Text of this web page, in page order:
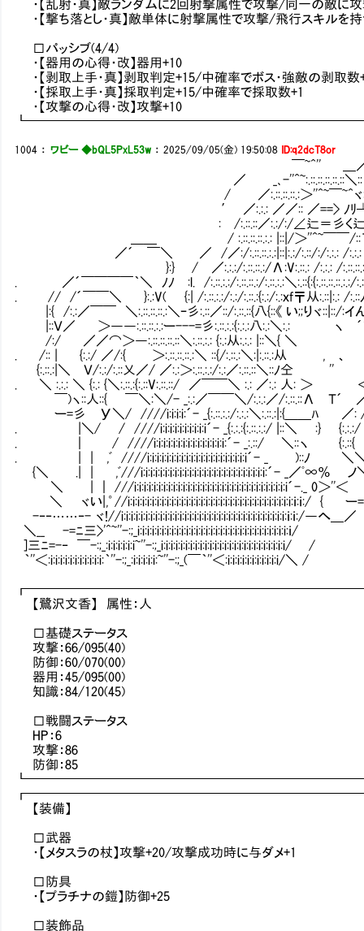
・【乱射・真】敵ランダムに2回射撃属性で攻撃/同一の敵に
・【撃ち落とし・真】敵単体に射撃属性で攻撃/飛行スキル
□パッシブ(4/4)
・【器用の心得・改】器用+10
・【剥取上手・真】剥取判定+15/中確率でボス・強敵の剥取数
・【採取上手・真】採取判定+15/中確率で採取数+1
・【攻撃の心得・改】攻撃+10
1004 ： ワビー ◆bQL5PxL53w ：2025/09/05(金) 19:50:08 ID:q2dcT8or
￣~^'' ＿／⌒
／ _､-''^~:.::.::.::.::.::＼::｀ヽ
/ ／:.::.::.::.:＞''^~￣~^ヾ:.::ﾉ:.:
′ ／:.:.: ／／:: ／==> ﾉﾘ┴＜
: /:.::.::／:.:/:/∠辷＝彡く辷う=)>､
＿＿ / :.::.::.::.:.: |::|/＞''^~￣￣/::Τ＼こ
／´ ￣＼ ／ /／:/:.::.::.:.:|::|:.:/:.::/:/:.:.: /:.:.: |:.::
}:} / ／:.:.:/:.::.::.:/Λ:V:.::.: /:.:.: /
. ／´￣￣￣￣｀＼ ﾉﾉ :l. /:.::.:.:/:.::.::.:/:.::.:.:＼:.::{:{:.::.::.::.:.:/:.:|:ﾉ
. // /´￣￣＼ }:.:V( {:| /:.::.:.:/:.:/:.::.:{:.:/:.:ｘf〒从:.::|:.: /:.::ﾉ==
|:{ /:.:／￣￣ ＼:.::.::.::.:＼ｰ彡:.::／::/:.::.::{八{::《 い;;りヾ::|::/:イん
|::Ｖ／ ＞――:.::.::.:.:ー---=彡:.::.:.:{:.:.:八:.:＼:.: ヽ ´^'''
/:/ ／／⌒＞―:.::.::.::.::＼:.::.:.: {:.:从:.:.: |::＼{ ＼ ⌒
. /:: | {:.:/ ／/:{ ＞:.::.::.::.:＼ ::{/:.::.:＼:|:.::.:从 ,
{:.::.:|＼ Ｖ/:.:/:.::乂／/ ／:.:＞:.::.:.:/:.:／:.::.::＼::ﾉ仝 ''
. ＼ :.:.: ＼ {:.: {＼:.::.:{:.::V:.::.::/ ／￣￣＼ :.: ／:.: 人: ＞
￣)ヽ::人::{ ￣＼:＼/- _:.:／￣￣＼/:.:.:／/:.::.::Λ
ー=彡 У＼/ ////i:i:i:i:´- _{:.::.:.:/:.:.:＼:.::.:|:{＿＿ﾊ
. |＼/ / ////i:i:i:i:i:i:i:i:i:i´- _{:.:.:{:.::.:.:/ |::＼ :}
. ｜ / ////i:i:i:i:i:i:i:i:i:i:i:i:i:i:i:´- _:.::/ ＼::ヽ {:.::{
. | | ,ﾞ ////i:i:i:i:i:i:i:i:i:i:i:i:i:i:i:i:i:i:i:i:i´- _ )::ﾉ ＼＼
{＼ .| | ,ﾞ///i:i:i:i:i:i:i:i:i:i:i:i:i:i:i:i:i:i:i:i:i:i:i:i:i:i:´- _／ﾟ∞％ ノ
＼ | ｜ ///i:i:i:i:i:i:i:i:i:i:i:i:i:i:i:i:i:i:i:i:i:i:i:i:i:i:i:i:i:i:i:i´-._ 0
＼ ヾい|,゜//i:i:i:i:i:i:i:i:i:i:i:i:i:i:i:i:i:i:i:i:i:i:i:i:i:i:i:i:i:i:i:i:i:i:ｉ:ｉ:/
-‐‐……‐- ヾ!//i:i:i:i:i:i:i:i:i:i:i:i:i:i:i:i:i:i:i:i:i:i:i:i:i:i:i:i:i:i:i:i:i:i:ｉ:ｉ
＼__ -=ﾆ三>'^~''-
]三ﾆ=-‐ ￣-:;_:i:i:i:i:i:i~''-
｀''＜:i:i:i:i:i:i:i:i:i:i:i:｀''-:;_:i:i:i:i:i:~''-:;_(￣｀''＜
【鷺沢文香】 属性：人
□基礎ステータス
攻撃：66/095(40)
防御：60/070(00)
器用：45/095(00)
知識：84/120(45)
□戦闘ステータス
HP：6
攻撃：86
防御：85
【装備】
□武器
・【メタスラの杖】攻撃+20/攻撃成功時に与ダメ+1
□防具
・【プラチナの鎧】防御+25
□装飾品